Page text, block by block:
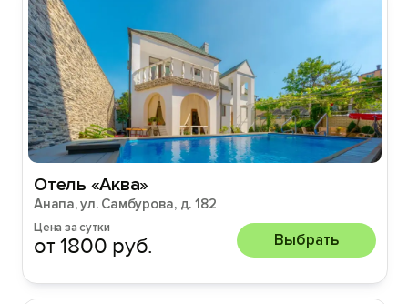
Отель «Аква»
Анапа, ул. Самбурова, д. 182
Цена за сутки
от 1800 руб. Выбрать